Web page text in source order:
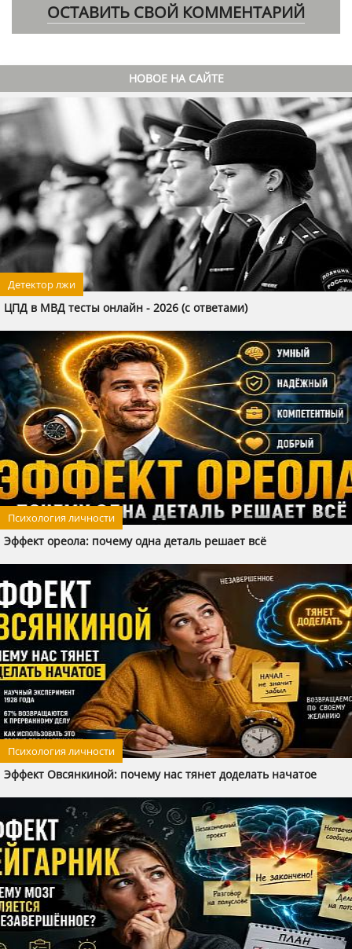
ОСТАВИТЬ СВОЙ КОММЕНТАРИЙ
НОВОЕ НА САЙТЕ
Детектор лжи
ЦПД в МВД тесты онлайн - 2026 (с ответами)
Психология личности
Эффект ореола: почему одна деталь решает всё
Психология личности
Эффект Овсянкиной: почему нас тянет доделать начатое